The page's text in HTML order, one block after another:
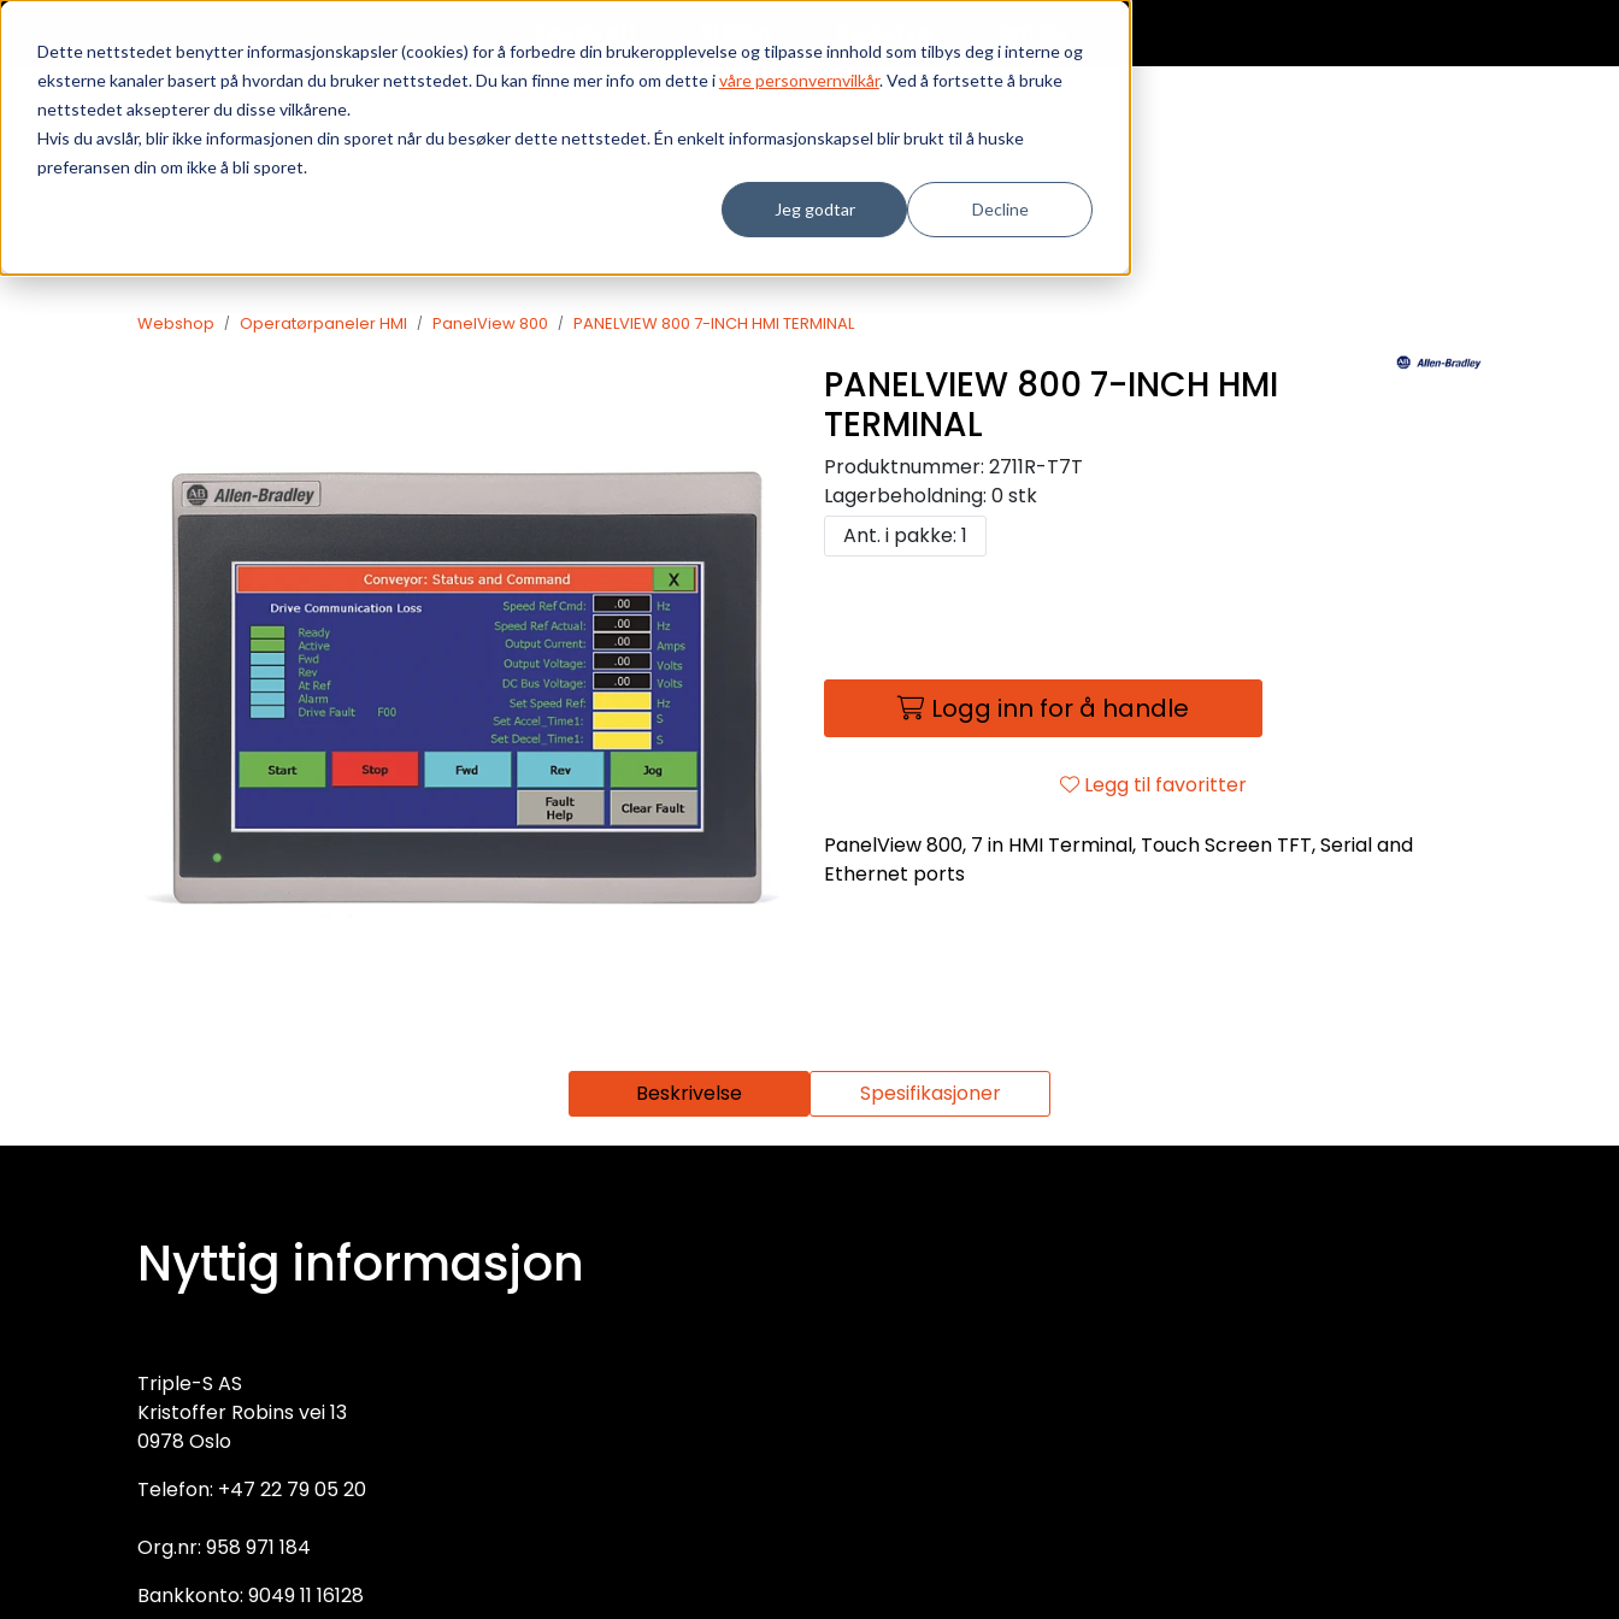
Dette nettstedet benytter informasjonskapsler (cookies) for å forbedre din brukeropplevelse og tilpasse innhold som tilbys deg i interne og
eksterne kanaler basert på hvordan du bruker nettstedet. Du kan finne mer info om dette ivåre personvernvilkår. Ved å fortsette å bruke
nettstedet aksepterer du disse vilkårene.
Hvis du avslår, blir ikke informasjonen din sporet når du besøker dette nettstedet. Én enkelt informasjonskapsel blir brukt til å huske
preferansen din om ikke å bli sporet.
Jeg godtar Decline
Skip to main content
Webshop Operatørpaneler HMI PanelView 800 PANELVIEW 800 7-INCH HMI TERMINAL
PANELVIEW 800 7-INCH HMI
TERMINAL
Produktnummer: 2711R-T7T
Lagerbeholdning: 0 stk
Ant. i pakke: 1
Logg inn for å handle
Legg til favoritter
PanelView 800, 7 in HMI Terminal, Touch Screen TFT, Serial and
Ethernet ports
Beskrivelse Spesifikasjoner
Nyttig informasjon
Triple-S AS
Kristoffer Robins vei 13
0978 Oslo
Telefon: +47 22 79 05 20
Org.nr: 958 971 184
Bankkonto: 9049 11 16128